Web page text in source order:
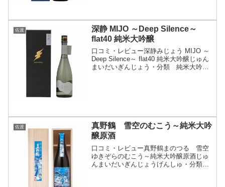
佐渡
深静 MIJO ～Deep Silence～
flat40 純米大吟醸
口コミ・レビュー深静みじょう MIJO ～
Deep Silence～ flat40 純米大吟醸じゅん
まいだいぎんじょう・分類 純米大吟醸
佐渡
真野鶴 雪空のむこう～純米大吟
醸原酒
口コミ・レビュー真野鶴まのつる 雪空
ゆきぞらのむこう～純米大吟醸原酒じゅ
んまいだいぎんじょうげんしゅ・分類